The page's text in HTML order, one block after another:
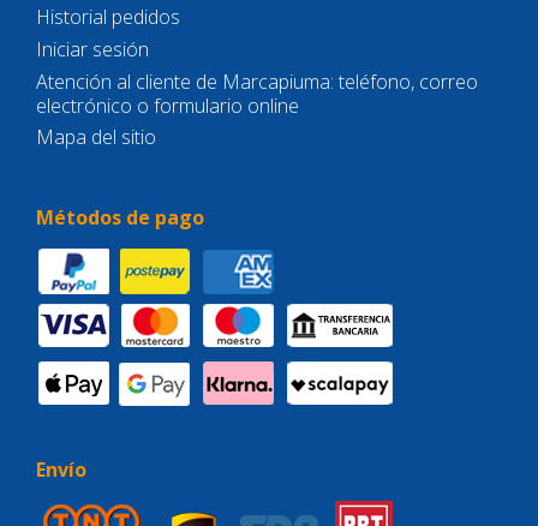
Historial pedidos
Iniciar sesión
Atención al cliente de Marcapiuma: teléfono, correo
electrónico o formulario online
Mapa del sitio
Métodos de pago
Envío